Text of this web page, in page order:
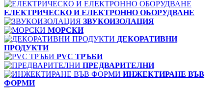
ЕЛЕКТРИЧЕСКО И ЕЛЕКТРОННО ОБОРУДВАНЕ
ЗВУКОИЗОЛАЦИЯ
МОРСКИ
ДЕКОРАТИВНИ
ПРОДУКТИ
PVC ТРЪБИ
ПРЕДВАРИТЕЛНИ
ИНЖЕКТИРАНЕ ВЪВ
ФОРМИ